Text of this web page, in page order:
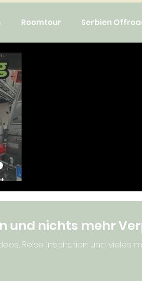
Roomtour Serbien
und nichts mehr
Reise Inspiration und vieles